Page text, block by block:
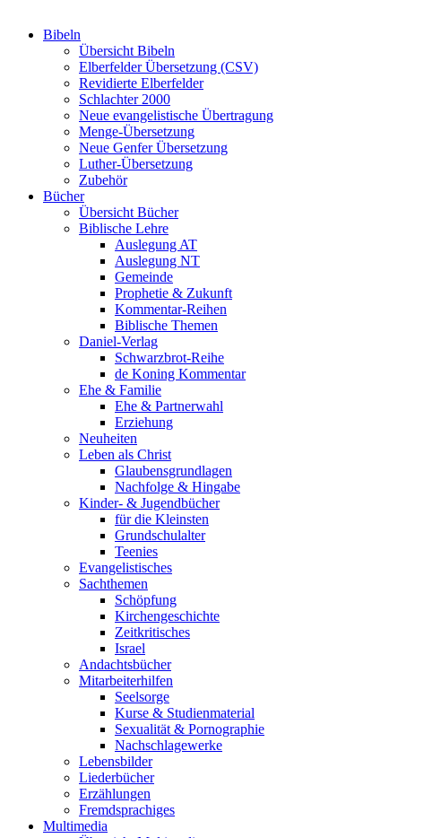
Bibeln
Übersicht Bibeln
Elberfelder Übersetzung (CSV)
Revidierte Elberfelder
Schlachter 2000
Neue evangelistische Übertragung
Menge-Übersetzung
Neue Genfer Übersetzung
Luther-Übersetzung
Zubehör
Bücher
Übersicht Bücher
Biblische Lehre
Auslegung AT
Auslegung NT
Gemeinde
Prophetie & Zukunft
Kommentar-Reihen
Biblische Themen
Daniel-Verlag
Schwarzbrot-Reihe
de Koning Kommentar
Ehe & Familie
Ehe & Partnerwahl
Erziehung
Neuheiten
Leben als Christ
Glaubensgrundlagen
Nachfolge & Hingabe
Kinder- & Jugendbücher
für die Kleinsten
Grundschulalter
Teenies
Evangelistisches
Sachthemen
Schöpfung
Kirchengeschichte
Zeitkritisches
Israel
Andachtsbücher
Mitarbeiterhilfen
Seelsorge
Kurse & Studienmaterial
Sexualität & Pornographie
Nachschlagewerke
Lebensbilder
Liederbücher
Erzählungen
Fremdsprachiges
Multimedia